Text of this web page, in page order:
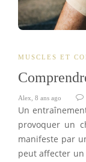
MUSCLES ET
Alex 8 ans ago
Un
provoquer un
manifeste par
peut affecter